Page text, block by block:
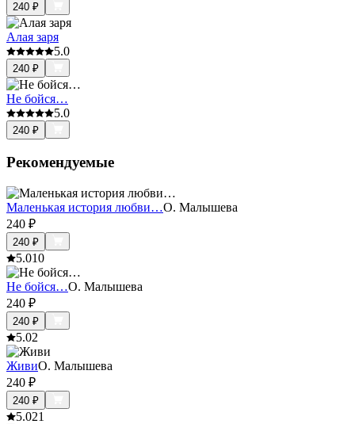
240 ₽
Алая заря
5.0
240 ₽
Не бойся…
5.0
240 ₽
Рекомендуемые
Маленькая история любви…О. Малышева
240 ₽
240 ₽
5.010
Не бойся…О. Малышева
240 ₽
240 ₽
5.02
ЖивиО. Малышева
240 ₽
240 ₽
5.021